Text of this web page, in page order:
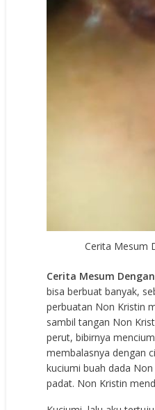
Cerita Mesum
Cerita Mesum
bisa berbuat banyak,
perbuatan Non Kristin
sambil tangan Non
perut, bibirnya
membalasnya dengan
kuciumi buah dada
padat. Non Kristin